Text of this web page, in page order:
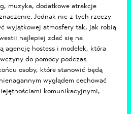
muzyka, dodatkowe atrakcje
Jednak nic z tych rzeczy
wyjątkowej atmosfery tak, jak robią
najlepiej zdać się na
agencję hostess i modelek, która
do pomocy podczas
osoby, które stanowić będą
wyglądem cechować
komunikacyjnymi,